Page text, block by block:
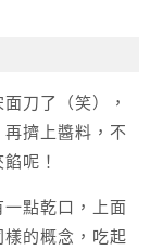
刀了（笑），
擠上醬料，不
呢！
點乾口，上面
的概念，吃起